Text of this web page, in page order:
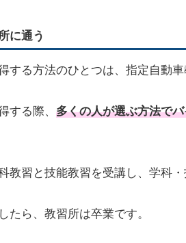
に通う
する方法のひとつは、指定自動車
する際、 多くの人が選ぶ方法で
教習と技能教習を受講し、学科
たら、教習所は卒業です。